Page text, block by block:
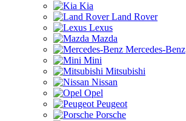
Kia
Land Rover
Lexus
Mazda
Mercedes-Benz
Mini
Mitsubishi
Nissan
Opel
Peugeot
Porsche